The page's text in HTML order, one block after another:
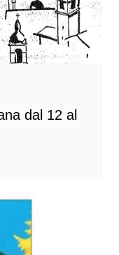
dal 12 al